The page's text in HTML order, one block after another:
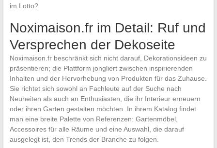
im Lotto?
Noximaison.fr im Detail: Ruf und
Versprechen der Dekoseite
Noximaison.fr beschränkt sich nicht darauf, Dekorationsideen zu
präsentieren; die Plattform jongliert zwischen inspirierenden
Inhalten und der Hervorhebung von Produkten für das Zuhause.
Sie richtet sich sowohl an Fachleute auf der Suche nach
Neuheiten als auch an Enthusiasten, die ihr Interieur erneuern
oder ihren Garten gestalten möchten. In ihrem Katalog findet
man eine breite Palette von Referenzen: Gartenmöbel,
Accessoires für alle Räume und eine Auswahl, die darauf
ausgelegt ist, den Trends der Branche zu folgen.